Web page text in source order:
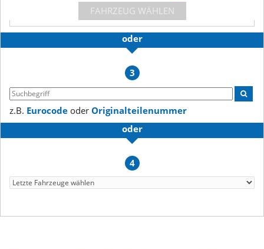
FAHRZEUG WÄHLEN
oder
3
z.B. Eurocode oder Originalteilenummer
oder
4